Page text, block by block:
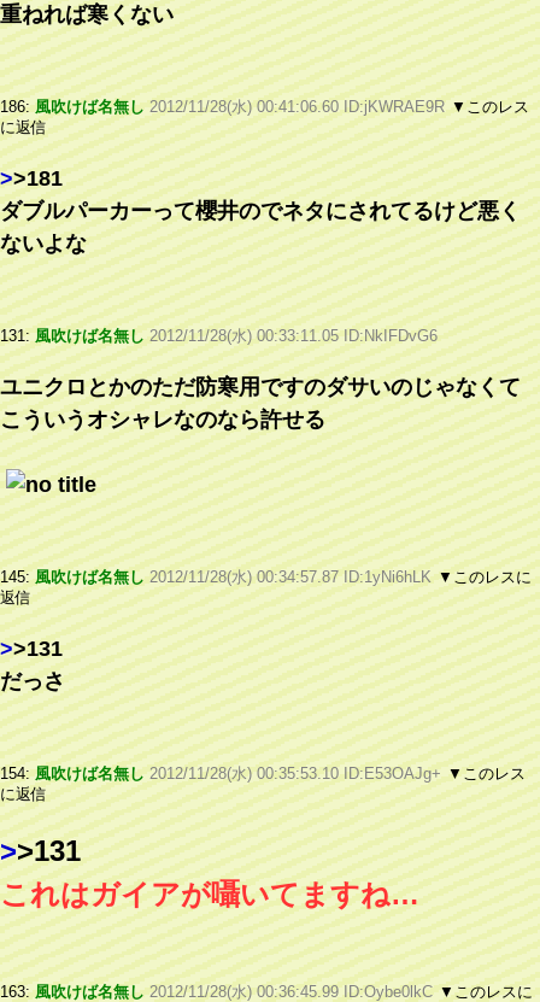
重ねれば寒くない
186: 風吹けば名無し 2012/11/28(水) 00:41:06.60 ID:jKWRAE9R ▼このレス
に返信
>>181
ダブルパーカーって櫻井のでネタにされてるけど悪く
ないよな
131: 風吹けば名無し 2012/11/28(水) 00:33:11.05 ID:NkIFDvG6
ユニクロとかのただ防寒用ですのダサいのじゃなくて
こういうオシャレなのなら許せる
145: 風吹けば名無し 2012/11/28(水) 00:34:57.87 ID:1yNi6hLK ▼このレスに
返信
>>131
だっさ
154: 風吹けば名無し 2012/11/28(水) 00:35:53.10 ID:E53OAJg+ ▼このレス
に返信
>>131
これはガイアが囁いてますね…
163: 風吹けば名無し 2012/11/28(水) 00:36:45.99 ID:Oybe0lkC ▼このレスに